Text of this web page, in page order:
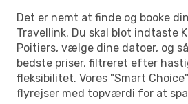
Det er nemt at finde og booke
Travellink. Du skal blot indtaste
Poitiers, vælge dine datoer, og
bedste priser, filtreret efter
fleksibilitet. Vores "Smart
flyrejser med topværdi for at